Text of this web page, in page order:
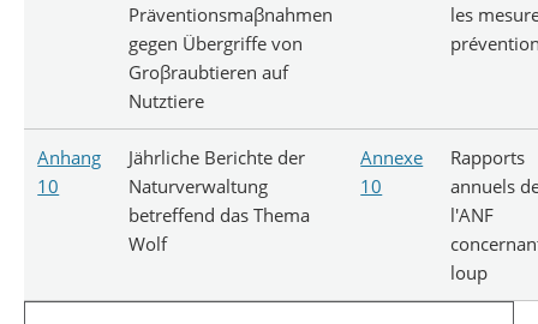
Präventionsmaβnahmen
gegen Übergriffe von
Groβraubtieren auf
Nutztiere
les
Anhang
10
Jährliche Berichte der
Naturverwaltung
betreffend das Thema
Wolf
Annexe
10
Rapports
annuels
l'ANF
loup